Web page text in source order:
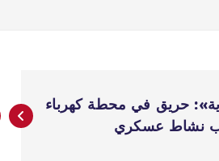
حريق في محطة كهرباء
نشاط عسكري